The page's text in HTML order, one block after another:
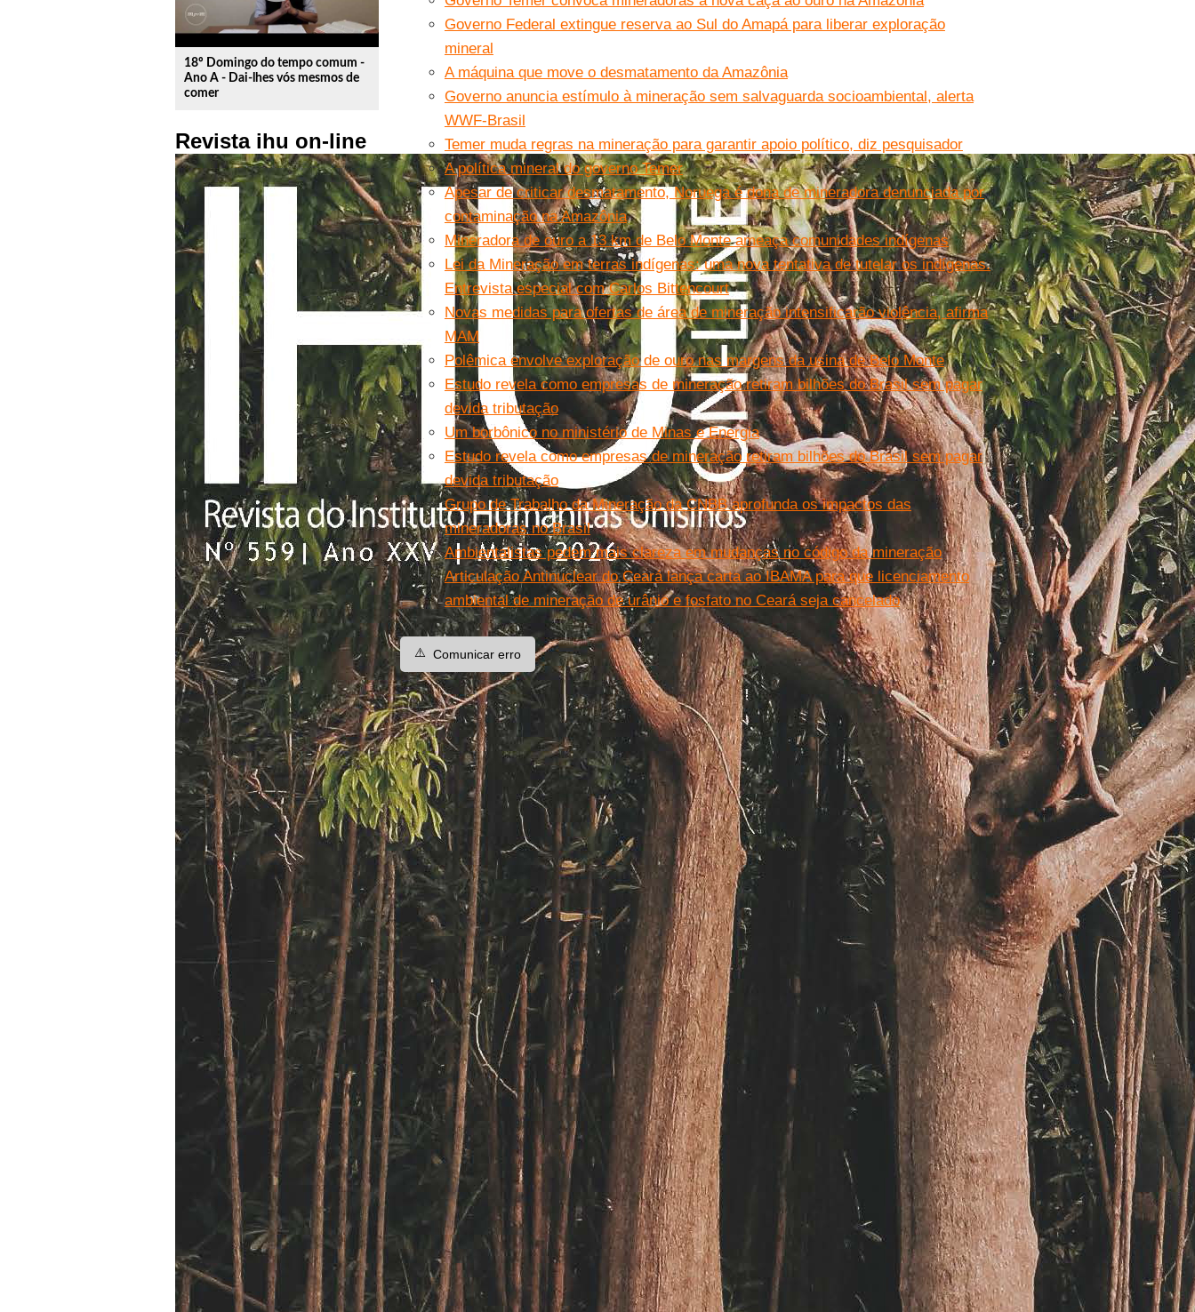
18º Domingo do tempo comum -
Ano A - Dai-lhes vós mesmos de
comer
Revista ihu on-line
Governo Federal extingue reserva ao Sul do Amapá para liberar exploração
mineral
A máquina que move o desmatamento da Amazônia
Governo anuncia estímulo à mineração sem salvaguarda socioambiental, alerta
WWF-Brasil
Temer muda regras na mineração para garantir apoio político, diz pesquisador
A política mineral do governo Temer
Apesar de criticar desmatamento, Noruega é dona de mineradora denunciada por
contaminação na Amazônia
Mineradora de ouro a 13 km de Belo Monte ameaça comunidades indígenas
Lei da Mineração em terras indígenas: uma nova tentativa de tutelar os indígenas.
Entrevista especial com Carlos Bittencourt
Novas medidas para ofertas de área de mineração intensificarão violência, afirma
MAM
Polêmica envolve exploração de ouro nas margens da usina de Belo Monte
Estudo revela como empresas de mineração retiram bilhões do Brasil sem pagar
devida tributação
Um borbônico no ministério de Minas e Energia
Estudo revela como empresas de mineração retiram bilhões do Brasil sem pagar
devida tributação
Grupo de Trabalho da Mineração da CNBB aprofunda os impactos das
mineradoras no Brasil
Ambientalistas pedem mais clareza em mudanças no código da mineração
Articulação Antinuclear do Ceará lança carta ao IBAMA para que licenciamento
ambiental de mineração de urânio e fosfato no Ceará seja cancelado
⚠️ Comunicar erro